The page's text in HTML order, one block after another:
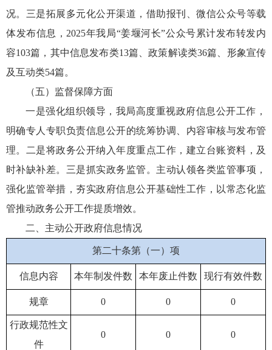
况。三是拓展多元化公开渠道，借助报刊、微信公众号等载
体发布信息，2025年我局“姜堰河长”公众号累计发布转发内
容103篇，其中信息发布类13篇、政策解读类36篇、形象宣传
及互动类54篇。
（五）监督保障方面
一是强化组织领导，我局高度重视政府信息公开工作，
明确专人专职负责信息公开的统筹协调、内容审核与发布管
理。二是将政务公开纳入年度重点工作，建立台账资料，及
时补缺补差。三是抓实政务监管。主动认领各类监管事项，
强化监管举措，夯实政府信息公开基础性工作，以常态化监
管推动政务公开工作提质增效。
二、主动公开政府信息情况
第二十条第（一）项
信息内容 本年制发件数 本年废止件数 现行有效件数
规章 0 0 0
行政规范性文
件
0 0 0